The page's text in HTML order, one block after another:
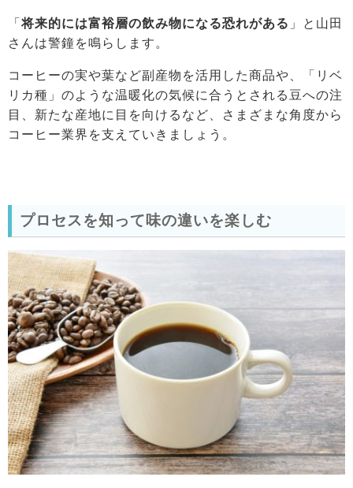
「将来的には富裕層の飲み物になる恐れがある 」と山田
さんは警鐘を鳴らします。
コーヒーの実や葉など副産物を活用した商品や、「リベ
リカ種」のような温暖化の気候に合うとされる豆への注
目、新たな産地に目を向けるなど、さまざまな角度から
コーヒー業界を支えていきましょう。
プロセスを知って味の違いを楽しむ